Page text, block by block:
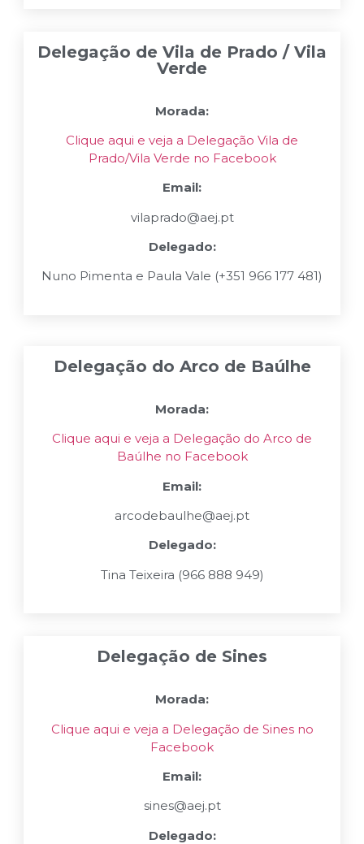
Delegação de Vila de Prado / Vila
Verde
Morada:
Clique aqui e veja a Delegação Vila de
Prado/Vila Verde no Facebook
Email:
vilaprado@aej.pt
Delegado:
Nuno Pimenta e Paula Vale (+351 966 177 481)
Delegação do Arco de Baúlhe
Morada:
Clique aqui e veja a Delegação do Arco de
Baúlhe no Facebook
Email:
arcodebaulhe@aej.pt
Delegado:
Tina Teixeira (966 888 949)
Delegação de Sines
Morada:
Clique aqui e veja a Delegação de Sines no
Facebook
Email:
sines@aej.pt
Delegado: